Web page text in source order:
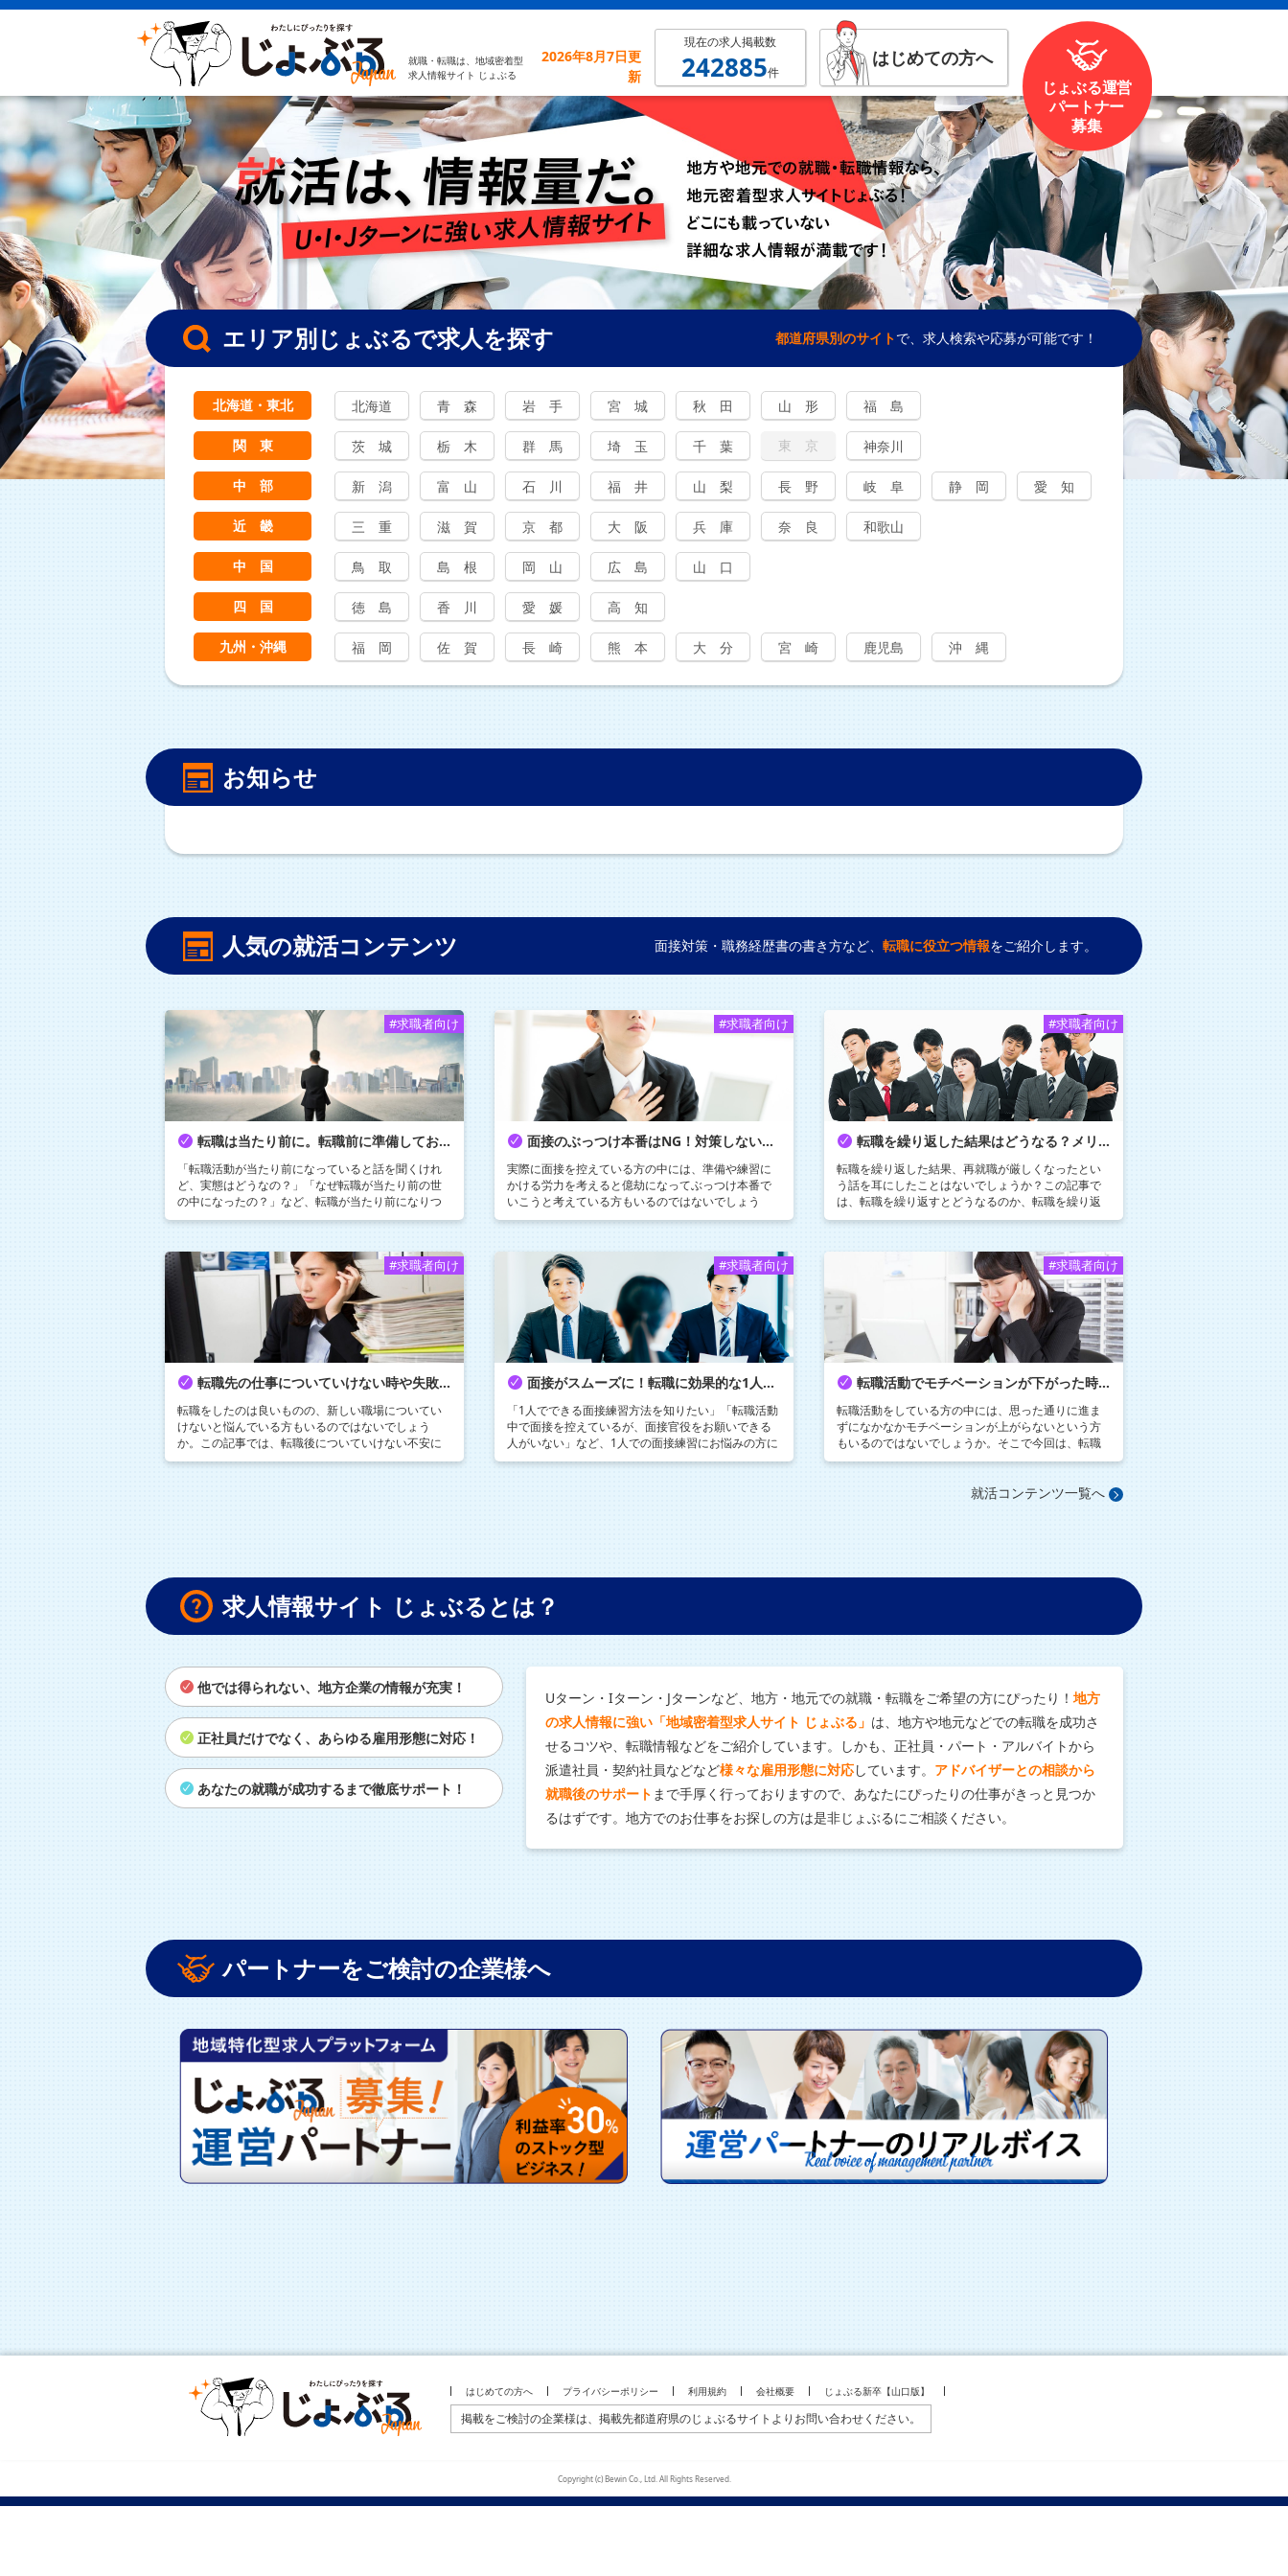
就職・転職は、地域密着型
求人情報サイト じょぶる
2026年8月7日更
新
現在の求人掲載数
242885件
はじめての方へ
じょぶる運営
パートナー
募集
エリア別じょぶるで求人を探す 都道府県別のサイトで、求人検索や応募が可能です！
北海道・東北 北海道 青 森 岩 手 宮 城 秋 田 山 形 福 島
関 東 茨 城 栃 木 群 馬 埼 玉 千 葉 東 京 神奈川
中 部 新 潟 富 山 石 川 福 井 山 梨 長 野 岐 阜 静 岡 愛 知
近 畿 三 重 滋 賀 京 都 大 阪 兵 庫 奈 良 和歌山
中 国 鳥 取 島 根 岡 山 広 島 山 口
四 国 徳 島 香 川 愛 媛 高 知
九州・沖縄 福 岡 佐 賀 長 崎 熊 本 大 分 宮 崎 鹿児島 沖 縄
お知らせ
人気の就活コンテンツ 面接対策・職務経歴書の書き方など、 転職に役⽴つ情報をご紹介します。
転職は当たり前に。転職前に準備しておきたい3つのこと
「転職活動が当たり前になっていると話を聞くけれ
ど、実態はどうなの？」「なぜ転職が当たり前の世
の中になったの？」など、転職が当たり前になりつ
つある現代の情勢を紐解きながら、転職を成功させ
アアドバイザーが解説します。
#求職者向け
面接のぶっつけ本番はNG！対策しない場合の採用への影響とは
実際に面接を控えている方の中には、準備や練習に
かける労力を考えると億劫になってぶっつけ本番で
いこうと考えている方もいるのではないでしょう
か。そこで今回は、ぶっつけ本番で面接に挑む場合
#求職者向け
転職を繰り返した結果はどうなる？メリット・デメリットについて解説
転職を繰り返した結果、再就職が厳しくなったとい
う話を耳にしたことはないでしょうか？この記事で
は、転職を繰り返すとどうなるのか、転職を繰り返
す人にはどういった特徴があるのかといった点につ
#求職者向け
転職先の仕事についていけない時や失敗したと感じた時の対策方法
転職をしたのは良いものの、新しい職場についてい
けないと悩んでいる方もいるのではないでしょう
か。この記事では、転職後についていけない不安に
対して、どうやって向き合っていけばいいのか対策
#求職者向け
面接がスムーズに！転職に効果的な1人で出来る面接練習方法
「1人でできる面接練習方法を知りたい」「転職活動
中で面接を控えているが、面接官役をお願いできる
人がいない」など、1人での面接練習にお悩みの方に
向けて、1人での面接練習をする意味や転職に効果的
#求職者向け
転職活動でモチベーションが下がった時に維持するための7つの方法
転職活動をしている方の中には、思った通りに進ま
ずになかなかモチベーションが上がらないという方
もいるのではないでしょうか。そこで今回は、転職
活動のモチベーションを維持するための方法につい
#求職者向け
就活コンテンツ一覧へ
求人情報サイト じょぶるとは？
他では得られない、地方企業の情報が充実！
正社員だけでなく、あらゆる雇用形態に対応！
あなたの就職が成功するまで徹底サポート！
Uターン・Iターン・Jターンなど、地方・地元での就職・転職をご希望の方にぴったり！ 地方
の求人情報に強い「地域密着型求人サイト じょぶる」 は、地方や地元などでの転職を成功さ
せるコツや、転職情報などをご紹介しています。しかも、正社員・パート・アルバイトから
派遣社員・契約社員などなど様々な雇用形態に対応しています。 アドバイザーとの相談から
就職後のサポート まで手厚く行っておりますので、あなたにぴったりの仕事がきっと見つか
るはずです。地方でのお仕事をお探しの方は是非じょぶるにご相談ください。
パートナーをご検討の企業様へ
はじめての方へ プライバシーポリシー 利用規約 会社概要 じょぶる新卒【山口版】
掲載をご検討の企業様は、掲載先都道府県のじょぶるサイトよりお問い合わせください。
Copyright (c) Bewin Co., Ltd. All Rights Reserved.